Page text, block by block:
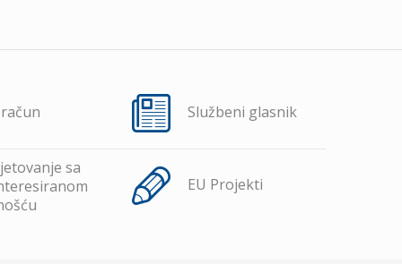
Službeni glasnik
sa
EU Projekti